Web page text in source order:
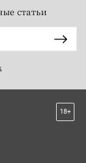
статьи
18+